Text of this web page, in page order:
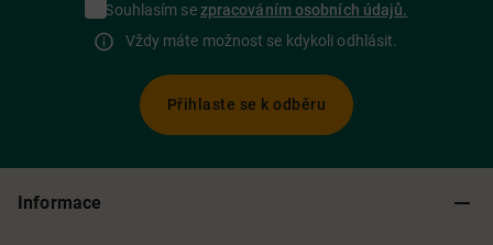
Souhlasím sezpracováním osobních údajů.
Vždy máte možnost se kdykoli odhlásit.
Přihlaste se k odběru
Informace